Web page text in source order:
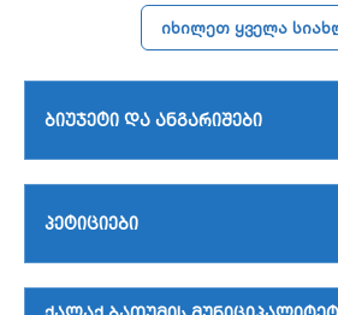
ბიუჯეტი და ანგარიშები
პეტიციები
იხილეთ ყველა